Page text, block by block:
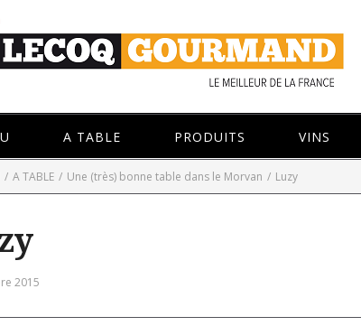
A TABLE PRODUITS VINS
/ A TABLE / Une (très) bonne table dans le Morvan / Luzy
2015